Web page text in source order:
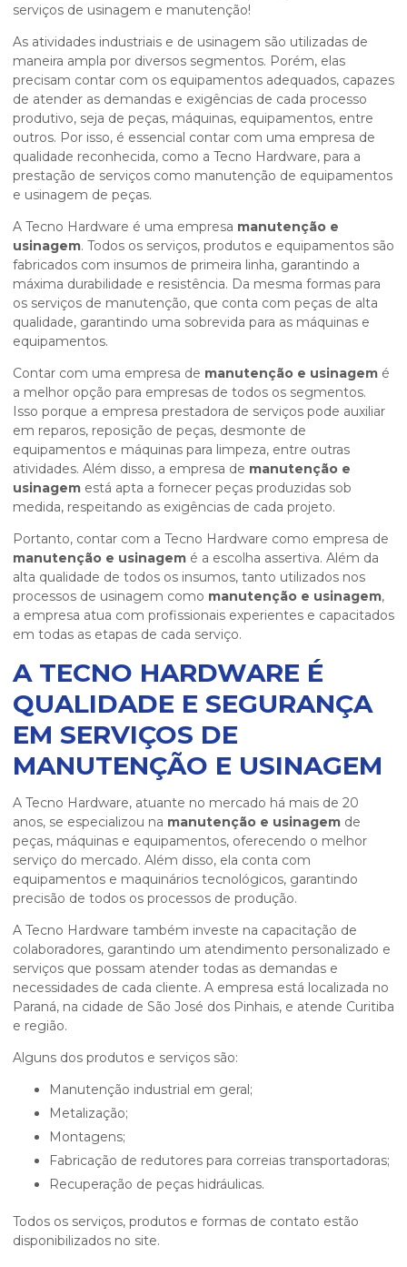
serviços de usinagem e manutenção!
As atividades industriais e de usinagem são utilizadas de
maneira ampla por diversos segmentos. Porém, elas
precisam contar com os equipamentos adequados, capazes
de atender as demandas e exigências de cada processo
produtivo, seja de peças, máquinas, equipamentos, entre
outros. Por isso, é essencial contar com uma empresa de
qualidade reconhecida, como a Tecno Hardware, para a
prestação de serviços como manutenção de equipamentos
e usinagem de peças.
A Tecno Hardware é uma empresa manutenção e
usinagem. Todos os serviços, produtos e equipamentos são
fabricados com insumos de primeira linha, garantindo a
máxima durabilidade e resistência. Da mesma formas para
os serviços de manutenção, que conta com peças de alta
qualidade, garantindo uma sobrevida para as máquinas e
equipamentos.
Contar com uma empresa de manutenção e usinagem é
a melhor opção para empresas de todos os segmentos.
Isso porque a empresa prestadora de serviços pode auxiliar
em reparos, reposição de peças, desmonte de
equipamentos e máquinas para limpeza, entre outras
atividades. Além disso, a empresa de manutenção e
usinagem está apta a fornecer peças produzidas sob
medida, respeitando as exigências de cada projeto.
Portanto, contar com a Tecno Hardware como empresa de
manutenção e usinagem é a escolha assertiva. Além da
alta qualidade de todos os insumos, tanto utilizados nos
processos de usinagem como manutenção e usinagem,
a empresa atua com profissionais experientes e capacitados
em todas as etapas de cada serviço.
A TECNO HARDWARE É
QUALIDADE E SEGURANÇA
EM SERVIÇOS DE
MANUTENÇÃO E USINAGEM
A Tecno Hardware, atuante no mercado há mais de 20
anos, se especializou na manutenção e usinagem de
peças, máquinas e equipamentos, oferecendo o melhor
serviço do mercado. Além disso, ela conta com
equipamentos e maquinários tecnológicos, garantindo
precisão de todos os processos de produção.
A Tecno Hardware também investe na capacitação de
colaboradores, garantindo um atendimento personalizado e
serviços que possam atender todas as demandas e
necessidades de cada cliente. A empresa está localizada no
Paraná, na cidade de São José dos Pinhais, e atende Curitiba
e região.
Alguns dos produtos e serviços são:
Manutenção industrial em geral;
Metalização;
Montagens;
Fabricação de redutores para correias transportadoras;
Recuperação de peças hidráulicas.
Todos os serviços, produtos e formas de contato estão
disponibilizados no site.